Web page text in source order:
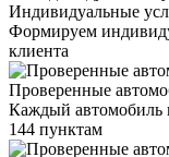
Индивидуальные
Формируем
клиента
Проверенные
Каждый автомобиль
144 пунктам